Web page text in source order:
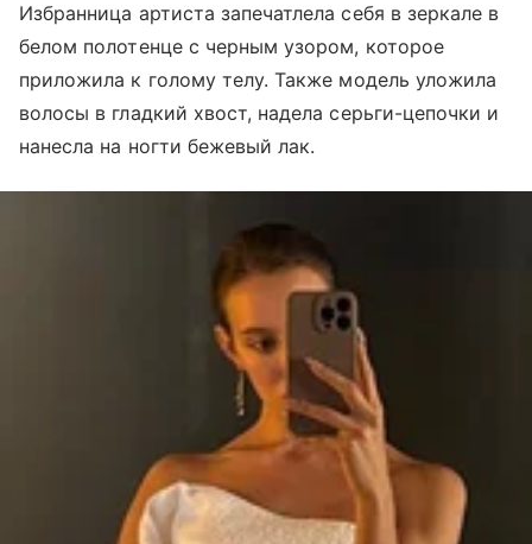
Избранница артиста запечатлела себя в зеркале в
белом полотенце с черным узором, которое
приложила к голому телу. Также модель уложила
волосы в гладкий хвост, надела серьги-цепочки и
нанесла на ногти бежевый лак.